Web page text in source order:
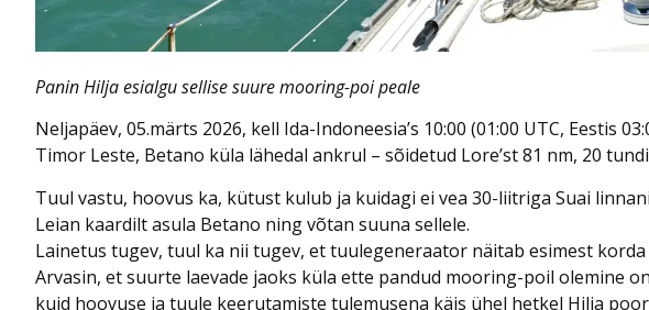
Panin Hilja esialgu sellise suure mooring-poi peale
Neljapäev, 05.märts 2026, kell Ida-Indoneesia’s 10:00 (01:00 UTC, Eestis
Timor Leste, Betano küla lähedal ankrul – sõidetud Lore’st 81 nm, 20
Tuul vastu, hoovus ka, kütust kulub ja kuidagi ei vea 30-liitriga Suai
Leian kaardilt asula Betano ning võtan suuna sellele.
Lainetus tugev, tuul ka nii tugev, et tuulegeneraator näitab esimest
Arvasin, et suurte laevade jaoks küla ette pandud mooring-poil olemine
kuid hoovuse ja tuule keerutamiste tulemusena käis ühel hetkel Hilja